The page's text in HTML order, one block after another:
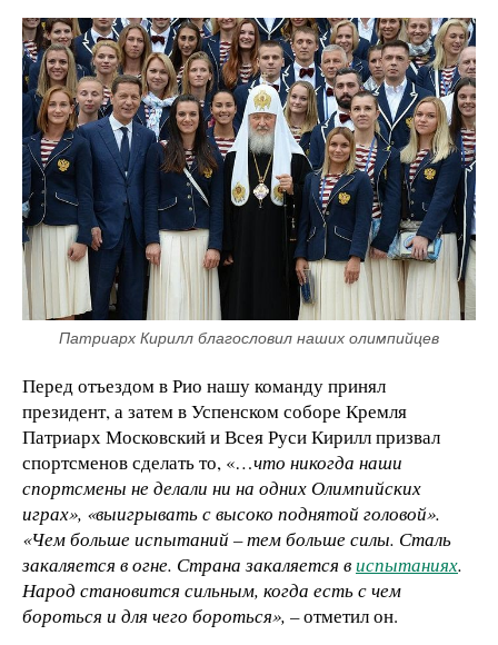
Патриарх Кирилл благословил наших олимпийцев
Перед отъездом в Рио нашу команду принял
президент, а затем в Успенском соборе Кремля
Патриарх Московский и Всея Руси Кирилл призвал
спортсменов сделать то, «…что никогда наши
спортсмены не делали ни на одних Олимпийских
играх», «выигрывать с высоко поднятой головой».
«Чем больше испытаний – тем больше силы. Сталь
закаляется в огне. Страна закаляется виспытаниях.
Народ становится сильным, когда есть с чем
бороться и для чего бороться», –отметил он.